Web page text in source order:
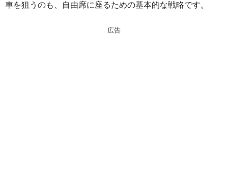
車を狙うのも、自由席に座るための基本的な戦略です。
広告